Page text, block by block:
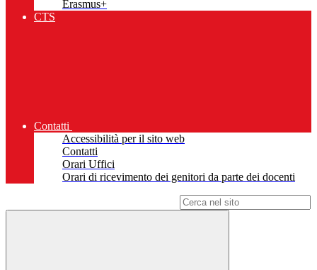
Erasmus+
CTS
Contatti
Accessibilità per il sito web
Contatti
Orari Uffici
Orari di ricevimento dei genitori da parte dei docenti